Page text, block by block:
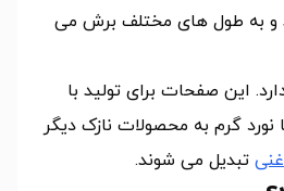
و به طول های مختلف برش می
این صفحات برای تولید با
گرم به محصولات نازک دیگر
تبدیل می شوند.